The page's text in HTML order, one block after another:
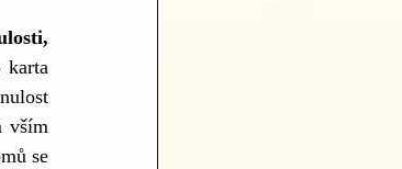
karta
vším
se